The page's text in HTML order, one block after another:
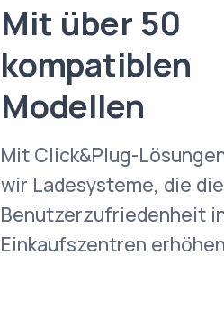
Mit über 50
kompatiblen
Modellen
Mit Click&Plug-
wir Ladesysteme, die die
Benutzerzufriedenheit
Einkaufszentren